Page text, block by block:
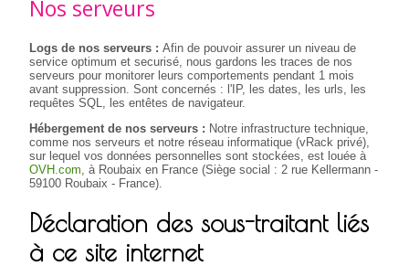
Nos serveurs
Logs de nos serveurs :Afin de pouvoir assurer un niveau de
service optimum et securisé, nous gardons les traces de nos
serveurs pour monitorer leurs comportements pendant 1 mois
avant suppression. Sont concernés : l'IP, les dates, les urls, les
requêtes SQL, les entêtes de navigateur.
Hébergement de nos serveurs : Notre infrastructure technique,
comme nos serveurs et notre réseau informatique (vRack privé),
sur lequel vos données personnelles sont stockées, est louée à
OVH.com, à Roubaix en France (Siège social : 2 rue Kellermann -
59100 Roubaix - France).
Déclaration des sous-traitant liés
à ce site internet